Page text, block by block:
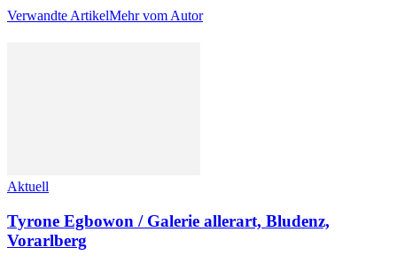
Verwandte ArtikelMehr vom Autor
Aktuell
Tyrone Egbowon / Galerie allerart, Bludenz,
Vorarlberg